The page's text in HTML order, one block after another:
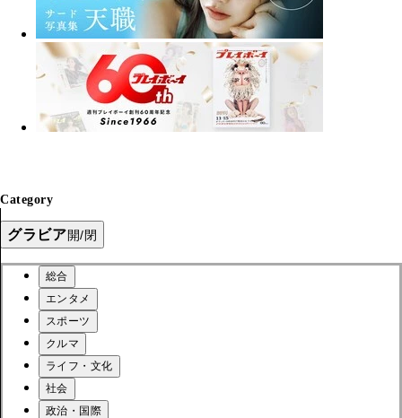
Category
グラビア開/閉
総合
エンタメ
スポーツ
クルマ
ライフ・文化
社会
政治・国際